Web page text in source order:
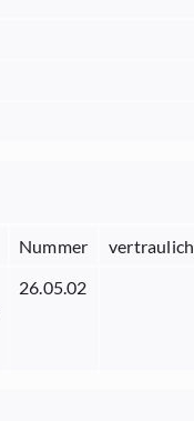
Nummer vertraulich
26.05.02